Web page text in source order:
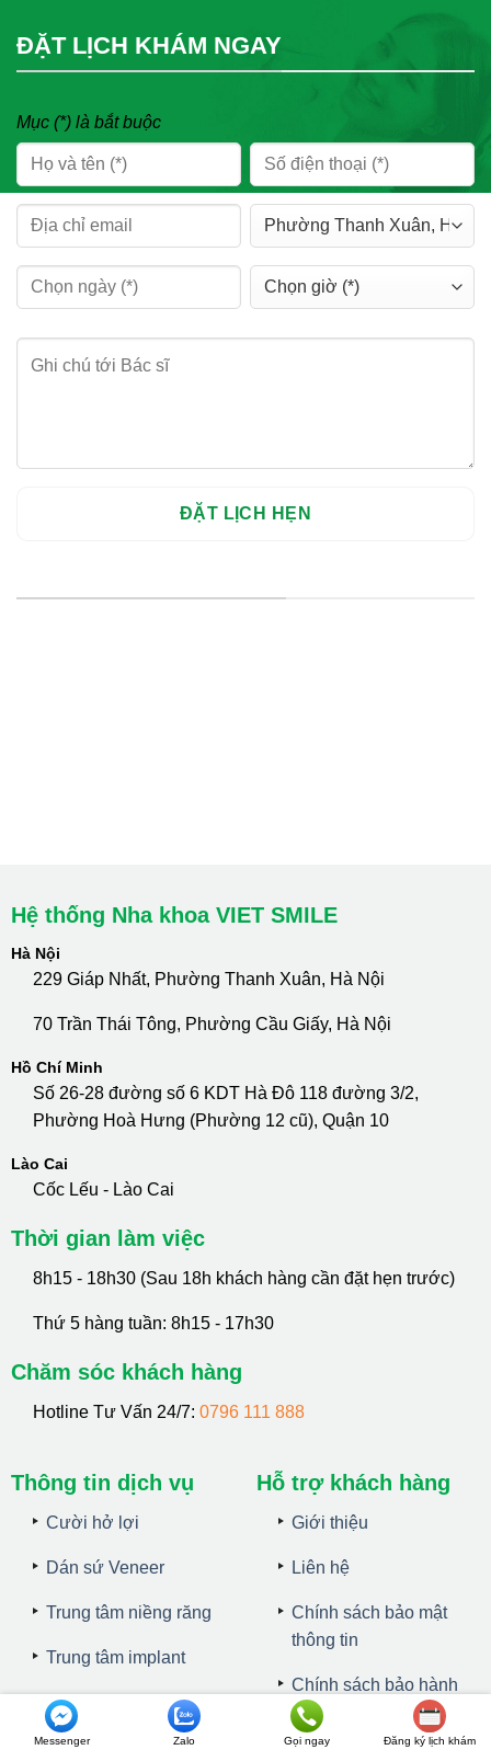
ĐẶT LỊCH KHÁM NGAY
Mục (*) là bắt buộc
Hệ thống Nha khoa VIET SMILE
Hà Nội
229 Giáp Nhất, Phường Thanh Xuân, Hà Nội
70 Trần Thái Tông, Phường Cầu Giấy, Hà Nội
Hồ Chí Minh
Số 26-28 đường số 6 KDT Hà Đô 118 đường 3/2,
Phường Hoà Hưng (Phường 12 cũ), Quận 10
Lào Cai
Cốc Lếu - Lào Cai
Thời gian làm việc
8h15 - 18h30 (Sau 18h khách hàng cần đặt hẹn trước)
Thứ 5 hàng tuần: 8h15 - 17h30
Chăm sóc khách hàng
Hotline Tư Vấn 24/7: 0796 111 888
Thông tin dịch vụ
Cười hở lợi
Dán sứ Veneer
Trung tâm niềng răng
Trung tâm implant
Bảng giá
Hỗ trợ khách hàng
Giới thiệu
Liên hệ
Chính sách bảo mật
thông tin
Chính sách bảo hành
Hướng dẫn đặt hàng
Messenger Zalo Gọi ngay Đăng ký lịch khám